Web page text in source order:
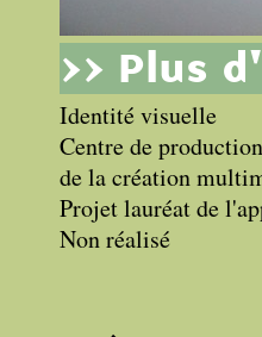
>> Plus
Identité visuelle
Centre de
de la création
Projet lauréat de
Non réalisé